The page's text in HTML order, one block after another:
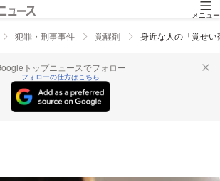
メニュー
犯罪・刑事事件 覚醒剤 身近な人の「覚せ
トップニュースでフォロー
フォローの仕方はこちら